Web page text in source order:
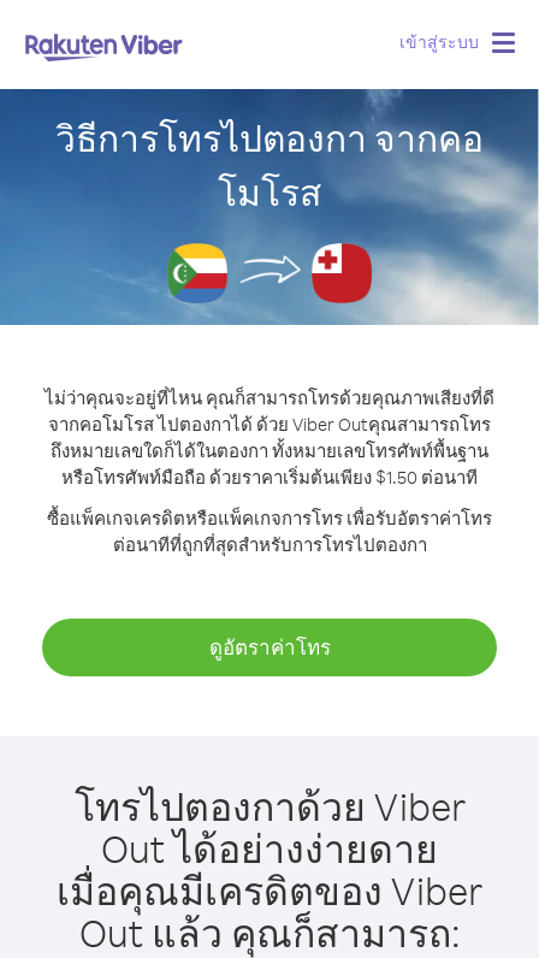
เข้าสู่ระบบ
วิธีการโทรไปตองกา จากคอ
โมโรส
ไม่ว่าคุณจะอยู่ที่ไหน คุณก็สามารถโทรด้วยคุณภาพเสียงที่ดี
จากคอโมโรส ไปตองกาได้ ด้วย Viber Outคุณสามารถโทร
ถึงหมายเลขใดก็ได้ในตองกา ทั้งหมายเลขโทรศัพท์พื้นฐาน
หรือโทรศัพท์มือถือ ด้วยราคาเริ่มต้นเพียง $1.50 ต่อนาที
ซื้อแพ็คเกจเครดิตหรือแพ็คเกจการโทร เพื่อรับอัตราค่าโทร
ต่อนาทีที่ถูกที่สุดสำหรับการโทรไปตองกา
ดูอัตราค่าโทร
โทรไปตองกาด้วย Viber
Out ได้อย่างง่ายดาย
เมื่อคุณมีเครดิตของ Viber
Out แล้ว คุณก็สามารถ: